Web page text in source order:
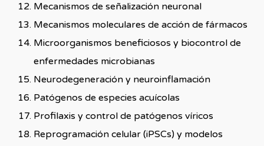
Mecanismos de señalización neuronal
Mecanismos moleculares de acción de fármacos
Microorganismos beneficiosos y biocontrol de
enfermedades microbianas
Neurodegeneración y neuroinflamación
Patógenos de especies acuícolas
Profilaxis y control de patógenos víricos
Reprogramación celular (iPSCs) y modelos